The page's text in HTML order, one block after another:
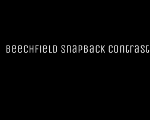
Beechfield SnapBack Contrast